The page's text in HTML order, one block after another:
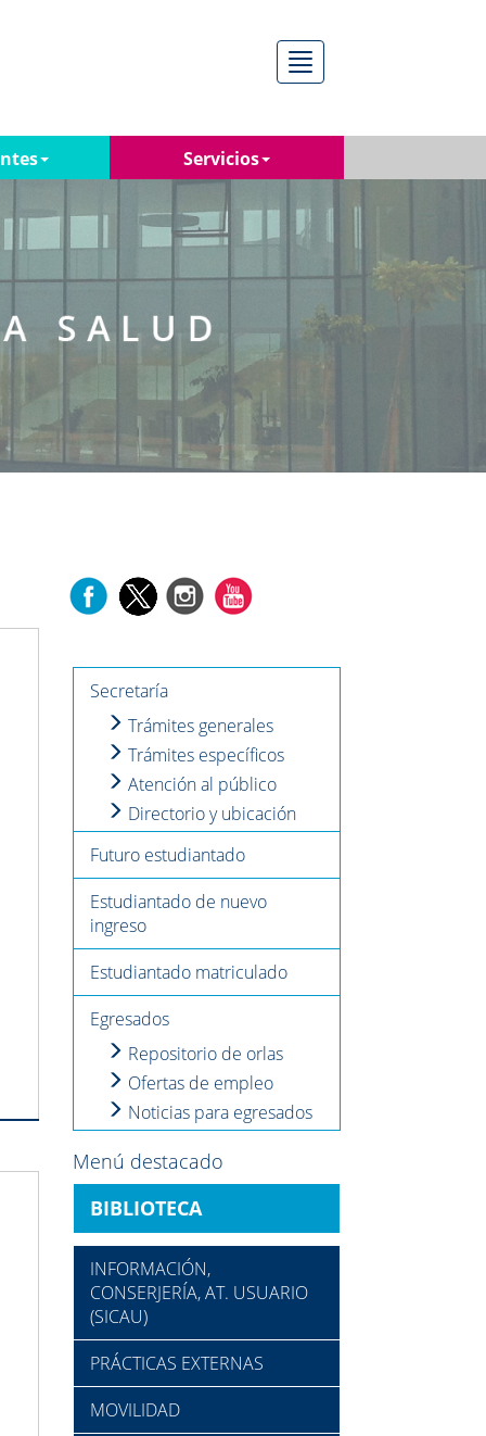
Menú
Servicios
Secretaría
Trámites generales
Trámites específicos
Atención al público
Directorio y ubicación
Futuro estudiantado
Estudiantado de nuevo
ingreso
Estudiantado matriculado
Egresados
Repositorio de orlas
Ofertas de empleo
Noticias para egresados
Menú destacado
BIBLIOTECA
INFORMACIÓN,
CONSERJERÍA, AT. USUARIO
(SICAU)
PRÁCTICAS EXTERNAS
MOVILIDAD